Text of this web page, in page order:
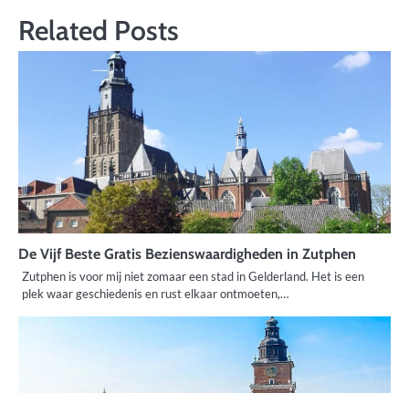
Related Posts
De Vijf Beste Gratis Bezienswaardigheden in Zutphen
Zutphen is voor mij niet zomaar een stad in Gelderland. Het is een
plek waar geschiedenis en rust elkaar ontmoeten,…